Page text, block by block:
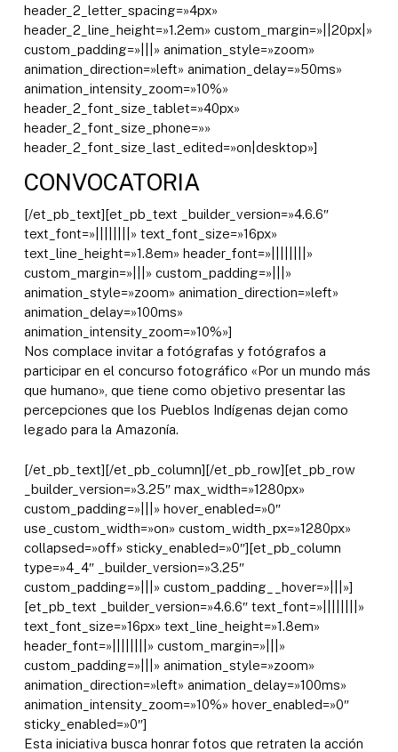
header_2_letter_spacing=»4px»
header_2_line_height=»1.2em» custom_margin=»||20px|»
custom_padding=»|||» animation_style=»zoom»
animation_direction=»left» animation_delay=»50ms»
animation_intensity_zoom=»10%»
header_2_font_size_tablet=»40px»
header_2_font_size_phone=»»
header_2_font_size_last_edited=»on|desktop»]
CONVOCATORIA
[/et_pb_text][et_pb_text _builder_version=»4.6.6″
text_font=»||||||||» text_font_size=»16px»
text_line_height=»1.8em» header_font=»||||||||»
custom_margin=»|||» custom_padding=»|||»
animation_style=»zoom» animation_direction=»left»
animation_delay=»100ms»
animation_intensity_zoom=»10%»]
Nos complace invitar a fotógrafas y fotógrafos a
participar en el concurso fotográfico «Por un mundo más
que humano», que tiene como objetivo presentar las
percepciones que los Pueblos Indígenas dejan como
legado para la Amazonía.
[/et_pb_text][/et_pb_column][/et_pb_row][et_pb_row
_builder_version=»3.25″ max_width=»1280px»
custom_padding=»|||» hover_enabled=»0″
use_custom_width=»on» custom_width_px=»1280px»
collapsed=»off» sticky_enabled=»0″][et_pb_column
type=»4_4″ _builder_version=»3.25″
custom_padding=»|||» custom_padding__hover=»|||»]
[et_pb_text _builder_version=»4.6.6″ text_font=»||||||||»
text_font_size=»16px» text_line_height=»1.8em»
header_font=»||||||||» custom_margin=»|||»
custom_padding=»|||» animation_style=»zoom»
animation_direction=»left» animation_delay=»100ms»
animation_intensity_zoom=»10%» hover_enabled=»0″
sticky_enabled=»0″]
Esta iniciativa busca honrar fotos que retraten la acción